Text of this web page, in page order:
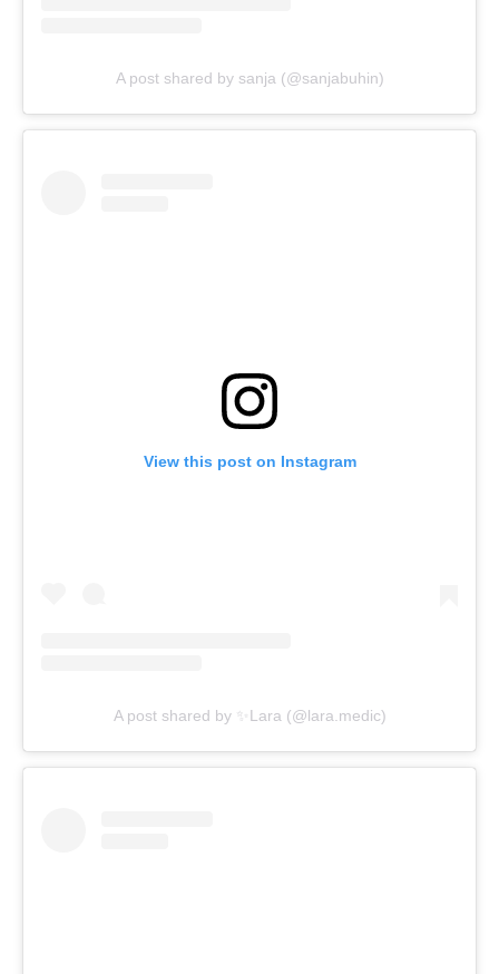
A post shared by sanja (@sanjabuhin)
View this post on Instagram
A post shared by ✨Lara (@lara.medic)